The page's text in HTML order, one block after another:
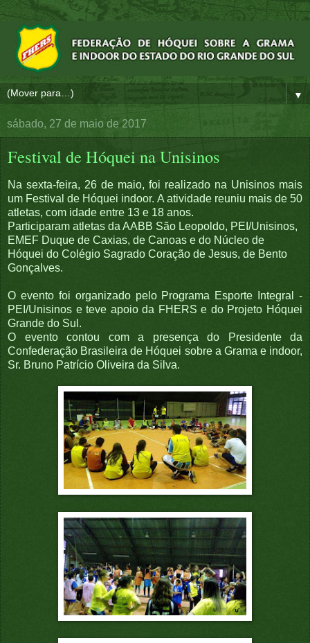
▼
sábado, 27 de maio de 2017
Festival de Hóquei na Unisinos
Na sexta-feira, 26 de maio, foi realizado na Unisinos mais
um Festival de Hóquei indoor. A atividade reuniu mais de 50
atletas, com idade entre 13 e 18 anos.
Participaram atletas da AABB São Leopoldo, PEI/Unisinos,
EMEF Duque de Caxias, de Canoas e do Núcleo de
Hóquei do Colégio Sagrado Coração de Jesus, de Bento
Gonçalves.
O evento foi organizado pelo Programa Esporte Integral -
PEI/Unisinos e teve apoio da FHERS e do Projeto Hóquei
Grande do Sul.
O evento contou com a presença do Presidente da
Confederação Brasileira de Hóquei sobre a Grama e indoor,
Sr. Bruno Patrício Oliveira da Silva.